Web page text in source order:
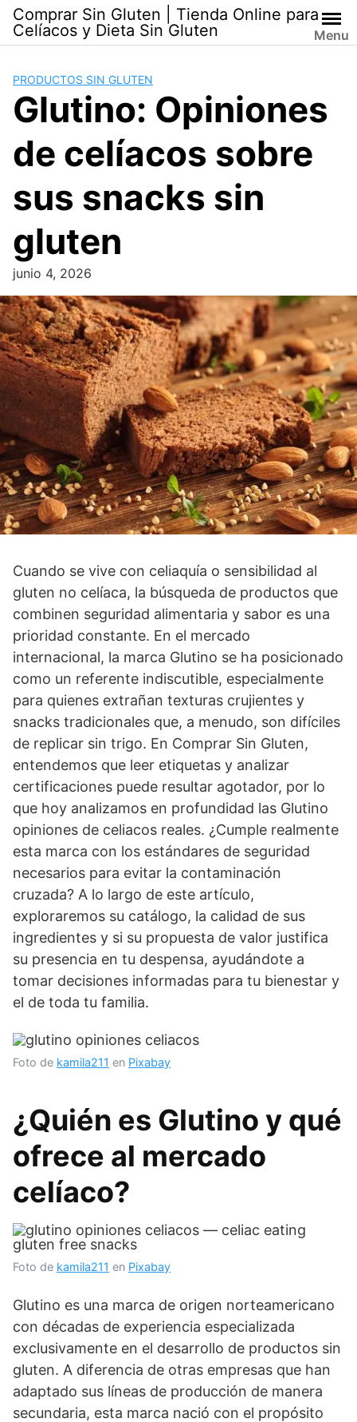
Skip
content
Comprar Sin Gluten | Tienda Online para
Celíacos y Dieta Sin Gluten
Menu
PRODUCTOS SIN GLUTEN
Glutino: Opiniones
de celíacos sobre
sus snacks sin
gluten
junio 4, 2026
Cuando se vive con celiaquía o sensibilidad al
gluten no celíaca, la búsqueda de productos que
combinen seguridad alimentaria y sabor es una
prioridad constante. En el mercado
internacional, la marca Glutino se ha posicionado
como un referente indiscutible, especialmente
para quienes extrañan texturas crujientes y
snacks tradicionales que, a menudo, son difíciles
de replicar sin trigo. En Comprar Sin Gluten,
entendemos que leer etiquetas y analizar
certificaciones puede resultar agotador, por lo
que hoy analizamos en profundidad las Glutino
opiniones de celiacos reales. ¿Cumple realmente
esta marca con los estándares de seguridad
necesarios para evitar la contaminación
cruzada? A lo largo de este artículo,
exploraremos su catálogo, la calidad de sus
ingredientes y si su propuesta de valor justifica
su presencia en tu despensa, ayudándote a
tomar decisiones informadas para tu bienestar y
el de toda tu familia.
Foto de kamila211 en Pixabay
¿Quién es Glutino y qué
ofrece al mercado
celíaco?
Foto de kamila211 en Pixabay
Glutino es una marca de origen norteamericano
con décadas de experiencia especializada
exclusivamente en el desarrollo de productos sin
gluten. A diferencia de otras empresas que han
adaptado sus líneas de producción de manera
secundaria, esta marca nació con el propósito